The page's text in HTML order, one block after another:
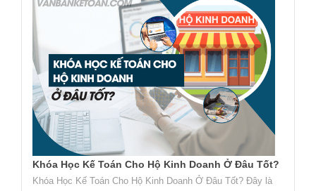
Khóa Học Kế Toán Cho Hộ Kinh Doanh Ở Đâu Tốt?
Khóa Học Kế Toán Cho Hộ Kinh Doanh Ở Đâu Tốt? Đây là